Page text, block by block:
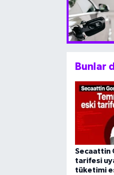
Bunlar
Secaattin
tarifesi
tüketimi